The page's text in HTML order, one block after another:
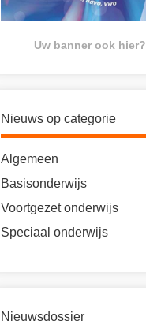
Uw banner ook hier?
Nieuws op categorie
Algemeen
Basisonderwijs
Voortgezet onderwijs
Speciaal onderwijs
Nieuwsdossier